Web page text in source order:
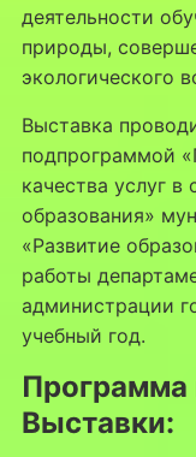
деятельности
природы,
экологического
Выставка
подпрограммой
качества услуг в
образования»
«Развитие
работы
администрации
учебный год.
Программа
Выставки: